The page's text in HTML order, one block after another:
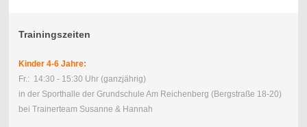
Trainingszeiten
Kinder 4-6 Jahre:
Fr.: 14:30 - 15:30 Uhr (ganzjährig)
in der Sporthalle der Grundschule Am Reichenberg (Bergstraße 18-20)
bei Trainerteam Susanne & Hannah